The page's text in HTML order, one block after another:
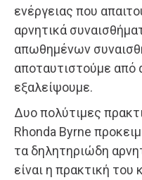
ενέργειας που
αρνητικά
απωθημένων
αποταυτιστούμε από
εξαλείψουμε.
Δυο πολύτιμες
Rhonda Byrne
τα δηλητηριώδη
είναι η πρακτική